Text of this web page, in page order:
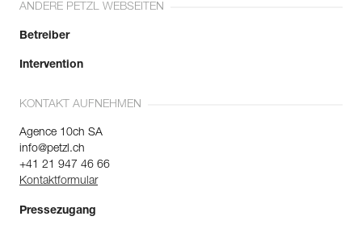
ANDERE PETZL WEBSEITEN
Betreiber
Intervention
KONTAKT AUFNEHMEN
Agence 10ch SA
info@petzl.ch
+41 21 947 46 66
Kontaktformular
Pressezugang